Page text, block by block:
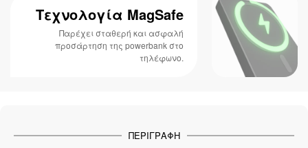
Τεχνολογία MagSafe
Παρέχει σταθερή και ασφαλή
προσάρτηση της powerbank στο
τηλέφωνο.
ΠΕΡΙΓΡΑΦΉ